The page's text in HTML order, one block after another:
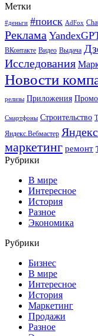
Метки
#деньги #поиск AdFox
Реклама
ВКонтакте Видео Выдача
Исследования
Новости
релизы Приложения
Смартфоны Строительство
Яндекс.Вебмастер
маркетинг ремонт
Рубрики
В мире
Интересное
История
Разное
Экономика
Рубрики
Бизнес
В мире
Интересное
История
Маркетинг
Продажи
Разное